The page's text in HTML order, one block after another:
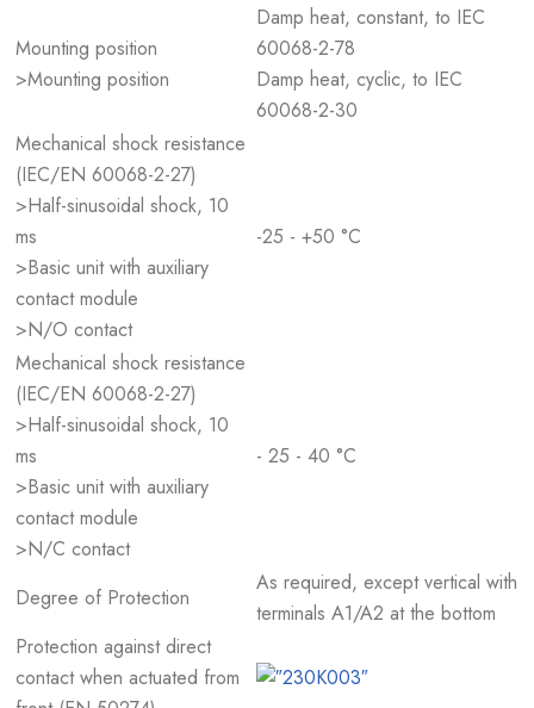
Mounting position
>Mounting position
Damp heat, constant, to IEC
60068-2-78
Damp heat, cyclic, to IEC
60068-2-30
Mechanical shock resistance
(IEC/EN 60068-2-27)
>Half-sinusoidal shock, 10
ms
>Basic unit with auxiliary
contact module
>N/O contact
-25 - +50 °C
Mechanical shock resistance
(IEC/EN 60068-2-27)
>Half-sinusoidal shock, 10
ms
>Basic unit with auxiliary
contact module
>N/C contact
- 25 - 40 °C
Degree of Protection
As required, except vertical with
terminals A1/A2 at the bottom
Protection against direct
contact when actuated from